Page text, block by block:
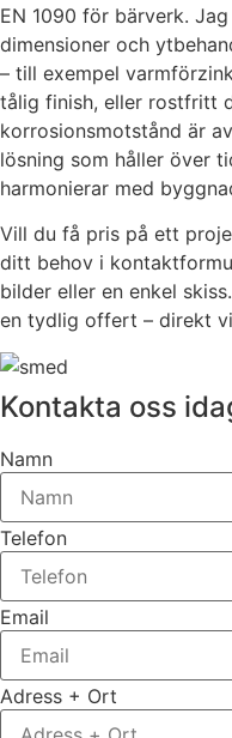
EN 1090 för bärverk.
dimensioner och
– till exempel
tålig finish, eller rostfritt
korrosionsmotstånd är
lösning som håller över
harmonierar med
Vill du få pris på ett
ditt behov i
bilder eller en enkel
en tydlig offert – direkt
Kontakta oss
Namn
Telefon
Email
Adress + Ort